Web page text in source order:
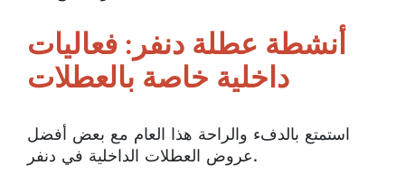
أنشطة عطلة دنفر: فعاليات
داخلية خاصة بالعطلات
استمتع بالدفء والراحة هذا العام مع بعض أفضل
عروض العطلات الداخلية في دنفر.